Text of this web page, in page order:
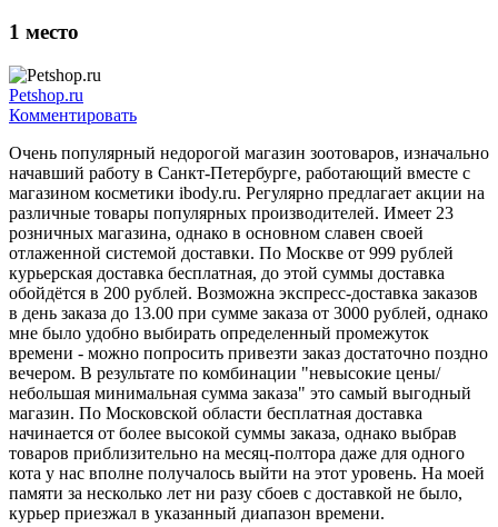
1 место
Petshop.ru
Комментировать
Очень популярный недорогой магазин зоотоваров, изначально
начавший работу в Санкт-Петербурге, работающий вместе с
магазином косметики ibody.ru. Регулярно предлагает акции на
различные товары популярных производителей. Имеет 23
розничных магазина, однако в основном славен своей
отлаженной системой доставки. По Москве от 999 рублей
курьерская доставка бесплатная, до этой суммы доставка
обойдётся в 200 рублей. Возможна экспресс-доставка заказов
в день заказа до 13.00 при сумме заказа от 3000 рублей, однако
мне было удобно выбирать определенный промежуток
времени - можно попросить привезти заказ достаточно поздно
вечером. В результате по комбинации "невысокие цены/
небольшая минимальная сумма заказа" это самый выгодный
магазин. По Московской области бесплатная доставка
начинается от более высокой суммы заказа, однако выбрав
товаров приблизительно на месяц-полтора даже для одного
кота у нас вполне получалось выйти на этот уровень. На моей
памяти за несколько лет ни разу сбоев с доставкой не было,
курьер приезжал в указанный диапазон времени.